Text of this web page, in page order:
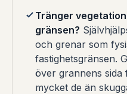
Tränger
gränsen?
och grenar som
fastighetsgränsen.
över grannens
mycket de än